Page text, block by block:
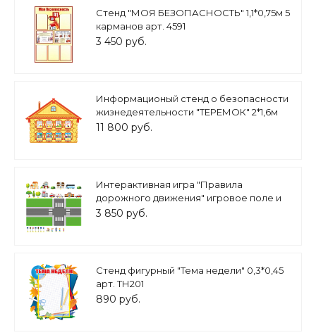
Стенд "МОЯ БЕЗОПАСНОСТЬ" 1,1*0,75м 5
карманов арт. 4591
3 450 руб.
Информационый стенд о безопасности
жизнедеятельности "ТЕРЕМОК" 2*1,6м
арт. БЕЗ1871
11 800 руб.
Интерактивная игра "Правила
дорожного движения" игровое поле и
фигурки 1*0,5м арт.ПДД428
3 850 руб.
Стенд фигурный "Тема недели" 0,3*0,45
арт. ТН201
890 руб.